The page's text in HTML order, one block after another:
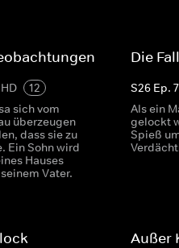
HD
12
sich vom
überzeugen
dass sie zu
Ein Sohn wird
Hauses
Vater.
Die
S26 Ep.7
Als ein
gelockt
Spieß
Außer